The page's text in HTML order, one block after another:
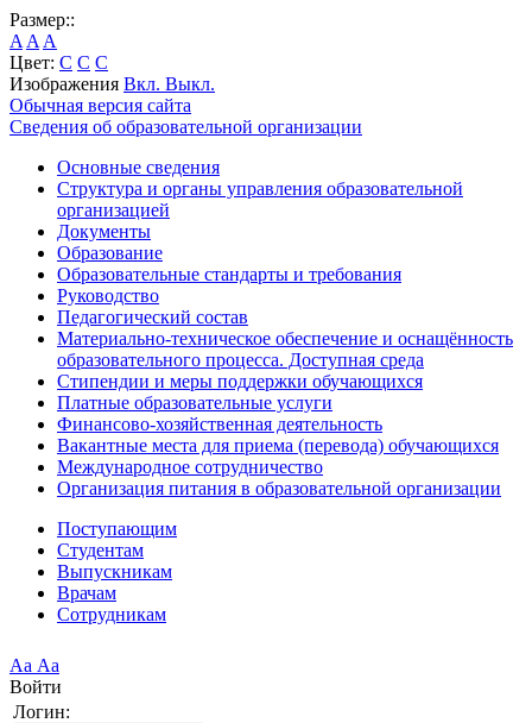
Размер::
A A A
Цвет: C C C
Изображения Вкл. Выкл.
Обычная версия сайта
Сведения об образовательной организации
Основные сведения
Структура и органы управления образовательной
организацией
Документы
Образование
Образовательные стандарты и требования
Руководство
Педагогический состав
Материально-техническое обеспечение и оснащённость
образовательного процесса. Доступная среда
Стипендии и меры поддержки обучающихся
Платные образовательные услуги
Финансово-хозяйственная деятельность
Вакантные места для приема (перевода) обучающихся
Международное сотрудничество
Организация питания в образовательной организации
Поступающим
Студентам
Выпускникам
Врачам
Сотрудникам
Аа Аа
Войти
Логин: